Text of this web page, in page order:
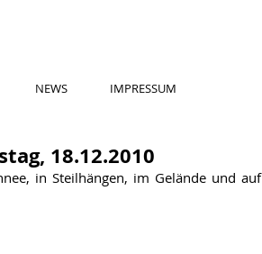
NEWS IMPRESSUM
18.12.2010
in Steilhängen, im Gelände und auf